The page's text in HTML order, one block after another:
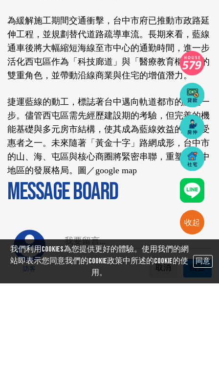
收起
為緩解施工期間交通衝擊，台中市府已推動市政路延
伸工程，並規劃替代道路疏導車流。長期來看，藍線
通車後將大幅縮短海線至市中心的通勤時間，進一步
活化西屯區作為「科技廊道」與「醫療教育樞紐」的
雙重角色，並帶動沿線商業與住宅的增值潛力。
捷運藍線的動工，標誌著台中邁向軌道都市的關鍵一
步。儘管西屯區需先經歷建設期的考驗，但完善的機
能基礎與多元房市結構，使其成為藍線效益的最大受
惠者之一。未來隨著「黃金十字」路網成形，台中市
的山、海、屯區與核心商圈將緊密串聯，重塑大台中
地區的發展格局。圖／google map
MESSAGE BOARD
訪客 取消 留言
我們利用cookies為您提供更好的體驗。使用我們的網
站即表示您同意我們的Cookie政策中所述的Cookie的使
用。
同意